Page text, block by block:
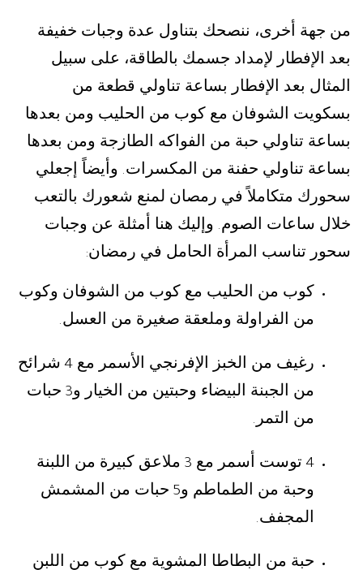
من جهة أخرى، ننصحك بتناول عدة وجبات خفيفة
بعد الإفطار لإمداد جسمك بالطاقة، على سبيل
المثال بعد الإفطار بساعة تناولي قطعة من
بسكويت الشوفان مع كوب من الحليب ومن بعدها
بساعة تناولي حبة من الفواكه الطازجة ومن بعدها
بساعة تناولي حفنة من المكسرات. وأيضاً إجعلي
سحورك متكاملاً في رمصان لمنع شعورك بالتعب
خلال ساعات الصوم. وإليك هنا أمثلة عن وجبات
سحور تناسب المرأة الحامل في رمضان:
كوب من الحليب مع كوب من الشوفان وكوب
من الفراولة وملعقة صغيرة من العسل.
رغيف من الخبز الإفرنجي الأسمر مع 4 شرائح
من الجبنة البيضاء وحبتين من الخيار و3 حبات
من التمر .
4 توست أسمر مع 3 ملاعق كبيرة من اللبنة
وحبة من الطماطم و5 حبات من المشمش
المجفف.
حبة من البطاطا المشوية مع كوب من اللبن